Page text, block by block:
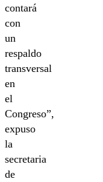
contará
con
un
respaldo
transversal
en
el
Congreso”,
expuso
la
secretaria
de